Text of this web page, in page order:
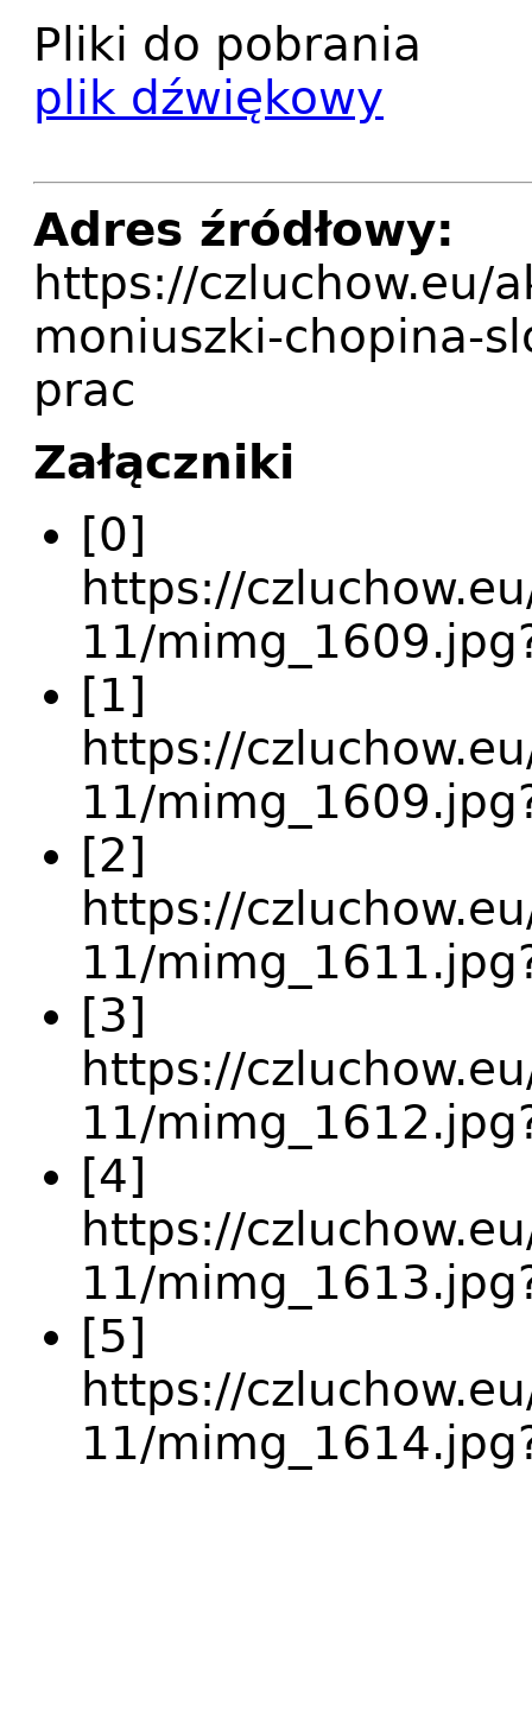
Pliki do pobrania
plik dźwiękowy
Adres źródłowy:
https://czluchow.eu/
moniuszki-chopina-
prac
Załączniki
[0]
https://
11/
[1]
https://
11/
[2]
https://
11/
[3]
https://
11/
[4]
https://
11/
[5]
https://
11/